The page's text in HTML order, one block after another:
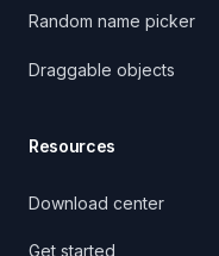
Random name picker
Draggable objects
Resources
Download center
Get started